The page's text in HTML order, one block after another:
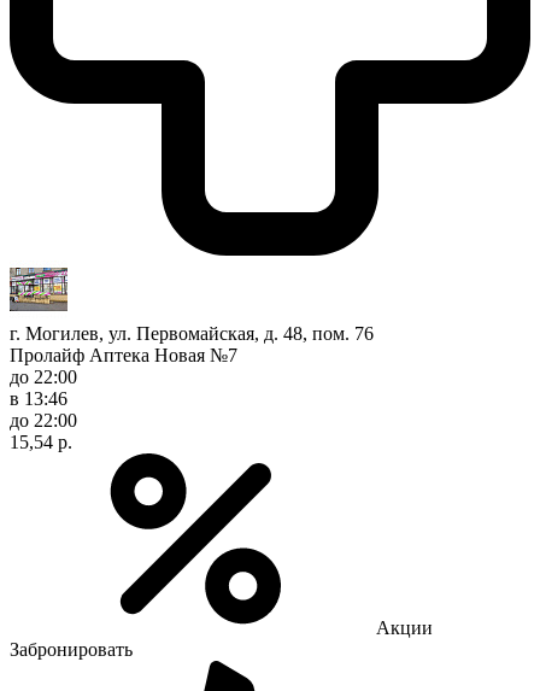
г. Могилев, ул. Первомайская, д. 48, пом. 76
Пролайф Аптека Новая №7
до 22:00
в 13:46
до 22:00
15,54 р.
Акции
Забронировать